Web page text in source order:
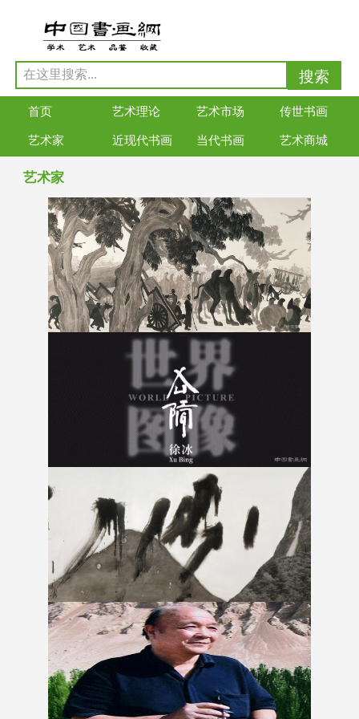
首页 艺术理论 艺术市场 传世书画
艺术家 近现代书画 当代书画 艺术商城
艺术家